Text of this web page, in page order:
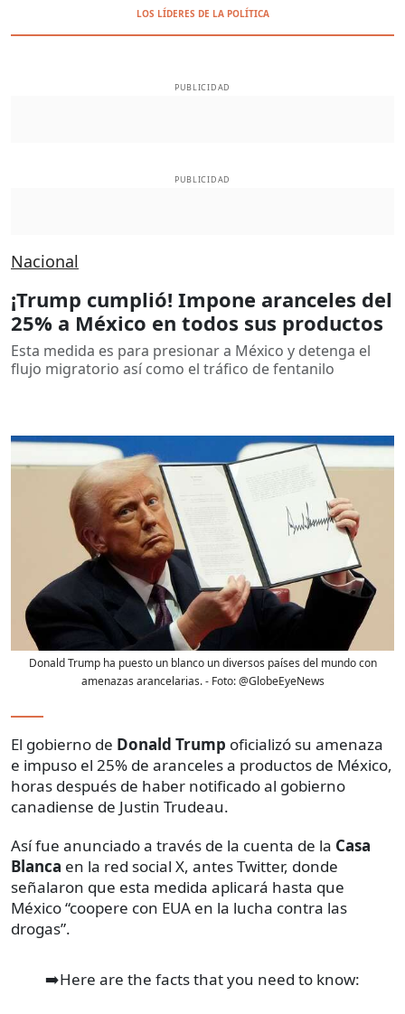
LOS LÍDERES DE LA POLÍTICA
PUBLICIDAD
PUBLICIDAD
Nacional
¡Trump cumplió! Impone aranceles del
25% a México en todos sus productos
Esta medida es para presionar a México y detenga el
flujo migratorio así como el tráfico de fentanilo
Donald Trump ha puesto un blanco un diversos países del mundo con
amenazas arancelarias.- Foto:@GlobeEyeNews
El gobierno de Donald Trump oficializó su amenaza
e impuso el 25% de aranceles a productos de México,
horas después de haber notificado al gobierno
canadiense de Justin Trudeau.
Así fue anunciado a través de la cuenta de la Casa
Blanca en la red social X, antes Twitter, donde
señalaron que esta medida aplicará hasta que
México “coopere con EUA en la lucha contra las
drogas”.
➡️Here are the facts that you need to know: